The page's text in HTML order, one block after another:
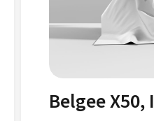
Belgee X50, I